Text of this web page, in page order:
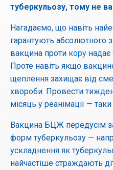
туберкульозу, тому не
Нагадаємо, що навіть
гарантують абсолютного
вакцина проти кору надає
Проте навіть якщо
щеплення захищає від
хвороби. Провести
місяць у реанімації —
Вакцина БЦЖ передусім
форм туберкульозу —
ускладнення як
найчастіше страждають